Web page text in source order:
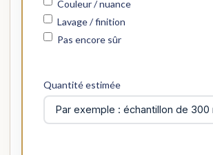
Couleur / nuance
Lavage / finition
Pas encore sûr
Quantité estimée